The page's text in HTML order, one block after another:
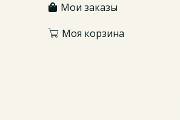
Мои заказы
Моя корзина